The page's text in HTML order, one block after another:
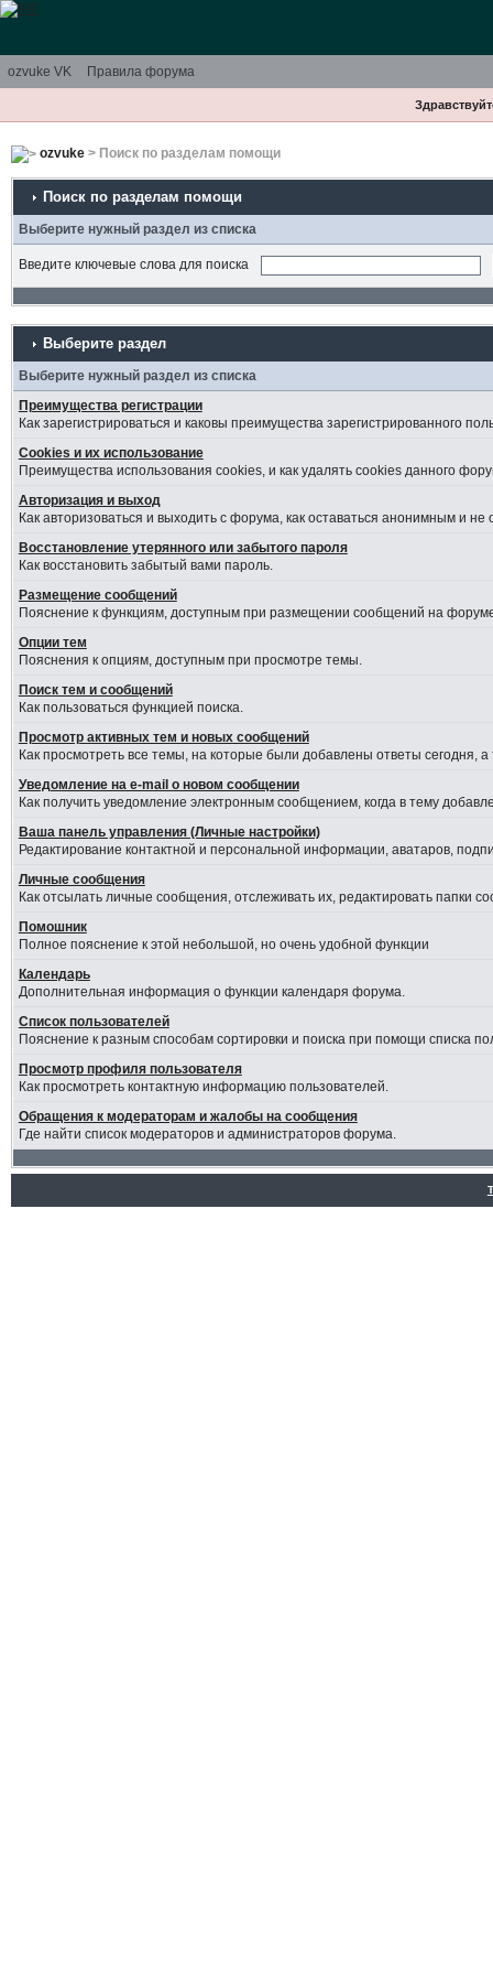
ozvuke VK Правила форума
ozvuke> Поиск по разделам помощи
Поиск по разделам помощи
Выберите нужный раздел из списка
Введите ключевые слова для поиска
Выберите раздел
Выберите нужный раздел из списка
Преимущества регистрации
Как зарегистрироваться и каковы преимущества зарегистрированного
Cookies и их использование
Преимущества использования cookies, и как удалять cookies данного
Авторизация и выход
Как авторизоваться и выходить с форума, как оставаться анонимным и
Восстановление утерянного или забытого пароля
Как восстановить забытый вами пароль.
Размещение сообщений
Пояснение к функциям, доступным при размещении сообщений на
Опции тем
Пояснения к опциям, доступным при просмотре темы.
Поиск тем и сообщений
Как пользоваться функцией поиска.
Просмотр активных тем и новых сообщений
Как просмотреть все темы, на которые были добавлены ответы сегодня,
Уведомление на е-mail о новом сообщении
Как получить уведомление электронным сообщением, когда в тему
Ваша панель управления (Личные настройки)
Редактирование контактной и персональной информации, аватаров,
Личные сообщения
Как отсылать личные сообщения, отслеживать их, редактировать папки
Помошник
Полное пояснение к этой небольшой, но очень удобной функции
Календарь
Дополнительная информация о функции календаря форума.
Список пользователей
Пояснение к разным способам сортировки и поиска при помощи списка
Просмотр профиля пользователя
Как просмотреть контактную информацию пользователей.
Обращения к модераторам и жалобы на сообщения
Где найти список модераторов и администраторов форума.